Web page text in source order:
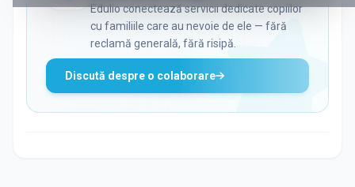
Edulio conectează servicii dedicate copiilor
cu familiile care au nevoie de ele — fără
reclamă generală, fără risipă.
Discută despre o colaborare